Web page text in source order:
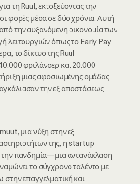
τη Ruul, εκτοξεύοντας την
φορές μέσα σε δύο χρόνια. Αυτή
την αυξανόμενη οικονομία των
λειτουργιών όπως το Early Pay
το δίκτυο της Ruul
φριλάνσερ και 20.000
μιας αφοσιωμένης ομάδας
την εξ αποστάσεως
μια νύξη στην εξ
της, η startup
την πανδημία—μια αντανάκλαση
το σύγχρονο ταλέντο με
στην επαγγελματική και